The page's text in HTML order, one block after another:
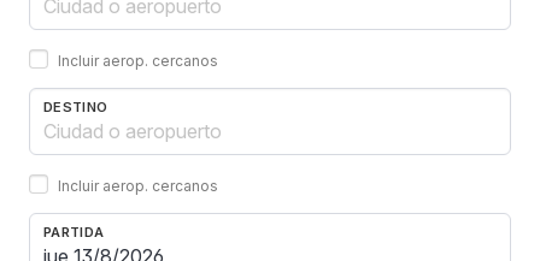
Incluir aerop. cercanos
DESTINO
Incluir aerop. cercanos
PARTIDA